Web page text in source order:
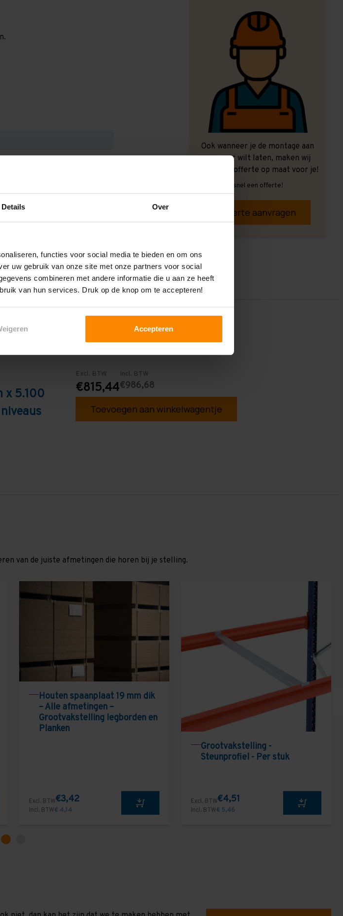
Details Over
functies voor social media te bieden en om ons
uw gebruik van onze site met onze partners voor social
combineren met andere informatie die u aan ze heeft
van hun services. Druk op de knop om te accepteren!
Accepteren
Ook wanneer je de montage aan
ons over wilt laten, maken wij
graag een offerte op maat voor je!
Vrijblijvend, snel een offerte!
Offerte aanvragen
x 5.100
Excl. BTW
€815,44
Incl. BTW
€986,68
Toevoegen aan winkelwagentje
van de juiste afmetingen die horen bij je stelling.
Houten spaanplaat 19 mm dik
– Alle afmetingen –
Grootvakstelling legborden en
Planken
Excl. BTW€3,42
Incl. BTW€ 4,14
Grootvakstelling -
Steunprofiel - Per stuk
Excl. BTW€4,51
Incl. BTW€ 5,46